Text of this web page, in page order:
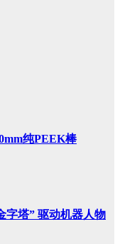
纯PEEK棒
字塔” 驱动机器人物